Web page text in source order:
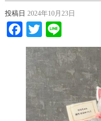
投稿日 2024年10月23日
Facebook
Twitter